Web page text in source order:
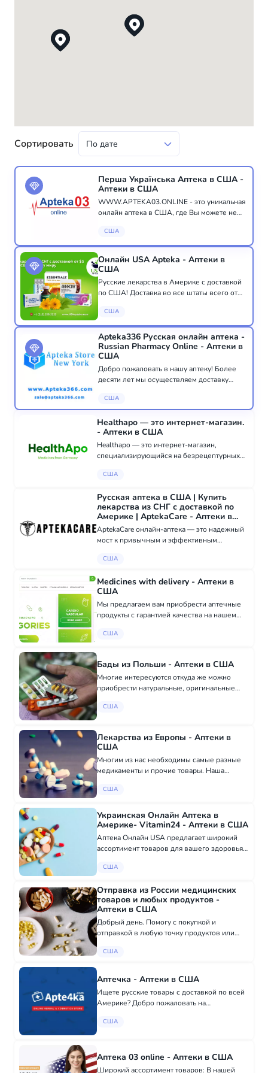
Сортировать
Перша Українська Аптека в США -
Аптеки в США
WWW.APTEKA03.ONLINE - это уникальная
онлайн аптека в США, где Вы можете не
лекарства, витамины или аптечную
косметику, но и получить консультацию
квалифицированного п...
США
Онлайн USA Apteka - Аптеки в
США
Русские лекарства в Америке с доставкой
по США! Доставка во все штаты всего от
Регулярные акции, бонус для подписчиков
email-рассылки – купон на скидку 10%.
Копите б...
США
Apteka336 Русская онлайн аптека -
Russian Pharmacy Online - Аптеки в
США
Добро пожаловать в нашу аптеку! Более
десяти лет мы осуществляем доставку
Канаде. Наша аптека базирующаяся в Нью-
Йорке, обслужила более 100 000 клиентов.
Все заказы...
США
Healthapo — это интернет-магазин.
- Аптеки в США
Healthapo — это интернет-магазин,
специализирующийся на безрецептурных
пищевых добавках, предоставляющий
и удобным варианта...
США
Русская аптека в США | Купить
лекарства из СНГ с доставкой по
Америке | AptekaCare - Аптеки в
США
AptekaCare онлайн-аптека — это надежный
мост к привычным и эффективным
русскоязычных жителей США. Мы
знакомым с детства препаратам, и сде...
США
Medicines with delivery - Аптеки в
США
Мы предлагаем вам приобрести аптечные
продукты с гарантией качества на нашем
(таблетки, мази, капли) - Витамины и
США
Бады из Польши - Аптеки в США
Многие интересуются откуда же можно
приобрести натуральные, оригинальные
радостью сообщаем вам что у нас вы
США
Лекарства из Европы - Аптеки в
США
Многим из нас необходимы самые разные
медикаменты и прочие товары. Наша
заказать качественные рецептурные и
Франции, Испан...
США
Украинская Онлайн Аптека в
Америке- Vitamin24 - Аптеки в США
Аптека Онлайн USA предлагает широкий
ассортимент товаров для вашего здоровья и
нашем сайте вы найдете: - Медицинские
США
Отправка из России медицинских
товаров и любых продуктов -
Аптеки в США
Добрый день. Помогу с покупкой и
отправкой в любую точку продуктов или
стоимость обсуждаем и согласуем в момент
телефон в России +...
США
Аптечка - Аптеки в США
Ищете русские товары с доставкой по всей
Америке? Добро пожаловать на
магазин с широким ассортиментом! Почему
США
Аптека 03 online - Аптеки в США
Широкий ассортимент товаров: В нашей